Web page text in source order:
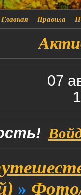
Главная Правила
07
»